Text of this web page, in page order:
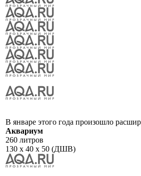
В январе этого года произошло
Аквариум
260 литров
130 х 40 х 50 (ДШВ)